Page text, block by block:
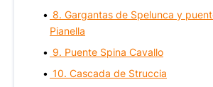
8. Gargantas de Spelunca y
Pianella
9. Puente Spina Cavallo
10. Cascada de Struccia